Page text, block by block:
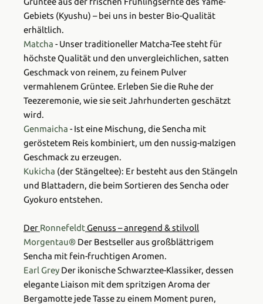
Gebiets (Kyushu) – bei uns in bester Bio-Qualität
erhältlich.
Matcha - Unser traditioneller Matcha-Tee steht für
höchste Qualität und den unvergleichlichen, satten
Geschmack von reinem, zu feinem Pulver
vermahlenem Grüntee. Erleben Sie die Ruhe der
Teezeremonie, wie sie seit Jahrhunderten geschätzt
wird.
Genmaicha - Ist eine Mischung, die Sencha mit
geröstetem Reis kombiniert, um den nussig-malzigen
Geschmack zu erzeugen.
Kukicha (der Stängeltee): Er besteht aus den Stängeln
und Blattadern, die beim Sortieren des Sencha oder
Gyokuro entstehen.
Der RonnefeldtGenuss – anregend & stilvoll
Morgentau® Der Bestseller aus großblättrigem
Sencha mit fein-fruchtigen Aromen.
Earl Grey Der ikonische Schwarztee-Klassiker, dessen
elegante Liaison mit dem spritzigen Aroma der
Bergamotte jede Tasse zu einem Moment puren,